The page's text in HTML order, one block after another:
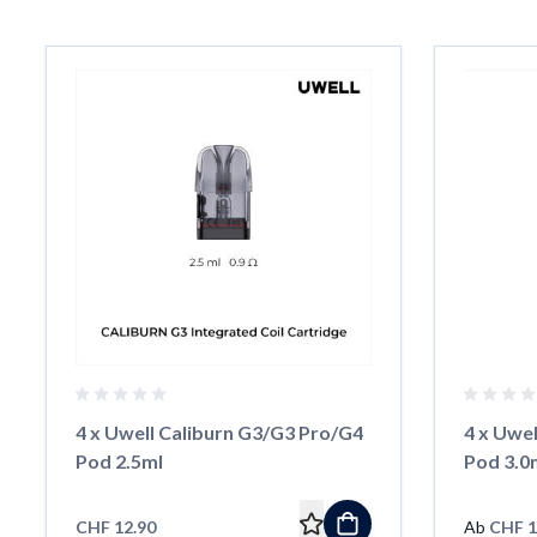
Das Navigieren durch die Elemente des Karussells ist mit
Karussell überspringen
4 x Uwell Caliburn G3/G3 Pro/G4
Pod 2.5ml
CHF 12.90
4 x
Pod
Ab CHF